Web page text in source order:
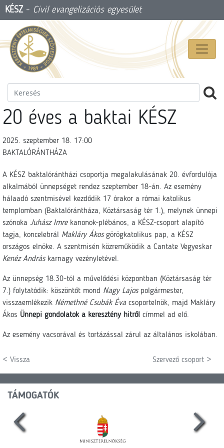
KÉSZ- Civil evangelizációs egyesület
20 éves a baktai KÉSZ
2025. szeptember 18. 17:00
BAKTALÓRÁNTHÁZA
A KÉSZ baktalórántházi csoportja megalakulásának 20. évfordulója
alkalmából ünnepséget rendez szeptember 18-án. Az esemény
hálaadó szentmisével kezdődik 17 órakor a római katolikus
templomban (Baktalórántháza, Köztársaság tér 1.), melynek ünnepi
szónoka Juhász Imrekanonok-plébános, a KÉSZ-csoport alapító
tagja, koncelebrál Makláry Ákosgörögkatolikus pap, a KÉSZ
országos elnöke. A szentmisén közreműködik a Cantate Vegyeskar
Kenéz Andráskarnagy vezényletével.
Az ünnepség 18.30-tól a művelődési központban (Köztársaság tér
7.) folytatódik: köszöntőt mond Nagy Lajospolgármester,
visszaemlékezik Némethné Csubák Éva csoportelnök, majd Makláry
Ákos Ünnepi gondolatok a keresztény hitről címmel ad elő.
Az esemény vacsorával és tortázással zárul az általános iskolában.
< Vissza Szervező csoport >
TÁMOGATÓK